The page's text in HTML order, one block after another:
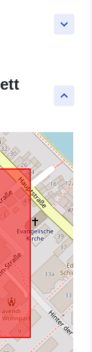
keyboard_arrow_down
keyboard_arrow_up